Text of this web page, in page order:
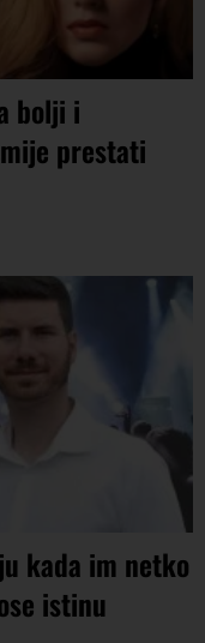
bolji i
prestati
kada im netko
istinu